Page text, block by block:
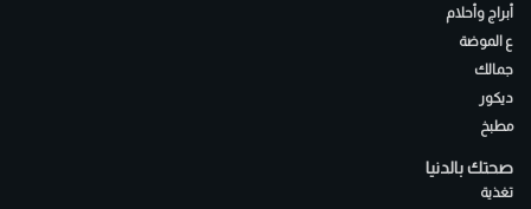
أبراج وأحلام
ع الموضة
جمالك
ديكور
مطبخ
صحتك بالدنيا
تغذية